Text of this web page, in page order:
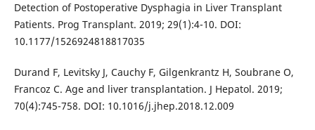
Detection of Postoperative Dysphagia in Liver Transplant
Patients. Prog Transplant. 2019; 29(1):4-10. DOI:
10.1177/1526924818817035
Durand F, Levitsky J, Cauchy F, Gilgenkrantz H, Soubrane O,
Francoz C. Age and liver transplantation. J Hepatol. 2019;
70(4):745-758. DOI: 10.1016/j.jhep.2018.12.009